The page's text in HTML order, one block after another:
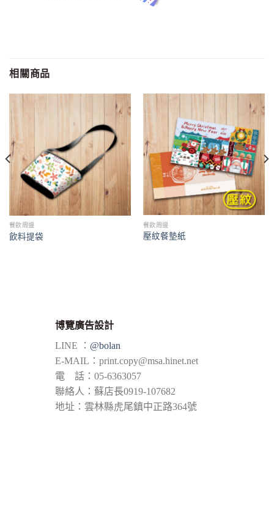
相關商品
餐飲周邊
飲料提袋
餐飲周邊
壓紋餐墊紙
博覽廣告設計
LINE ： @bolan
E-MAIL： print.copy@msa.hinet.net
電 話：05-6363057
聯絡人：蘇店長0919-107682
地址：雲林縣虎尾鎮中正路364號